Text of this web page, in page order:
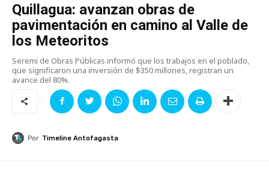
Quillagua: avanzan obras de
pavimentación en camino al Valle de
los Meteoritos
Seremi de Obras Públicas informó que los trabajos en el poblado,
que significaron una inversión de $350 millones, registran un
avance del 80%.
Por Timeline Antofagasta